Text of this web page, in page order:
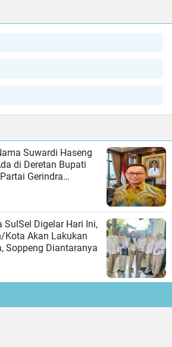
Suwardi Haseng
di Deretan Bupati
Gerindra
SulSel Digelar Hari Ini,
Kota Akan Lakukan
Soppeng Diantaranya
Pemimpin Baru,